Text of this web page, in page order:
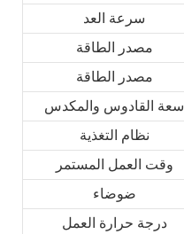
سرعة العد
مصدر الطاقة
مصدر الطاقة
سعة القادوس والمكدس
نظام التغذية
وقت العمل المستمر
ضوضاء
درجة حرارة العمل